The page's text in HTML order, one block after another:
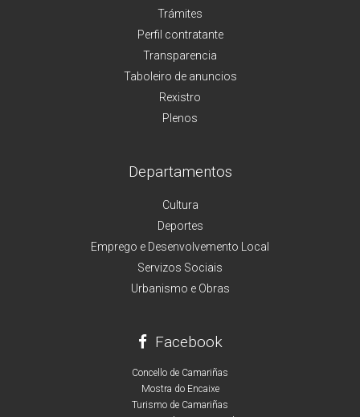
Trámites
Perfil contratante
Transparencia
Taboleiro de anuncios
Rexistro
Plenos
Departamentos
Cultura
Deportes
Emprego e Desenvolvemento Local
Servizos Sociais
Urbanismo e Obras
Facebook
Concello de Camariñas
Mostra do Encaixe
Turismo de Camariñas